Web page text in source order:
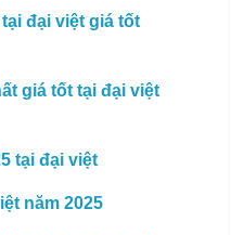
đại việt giá tốt
giá tốt tại đại việt
tại đại việt
năm 2025